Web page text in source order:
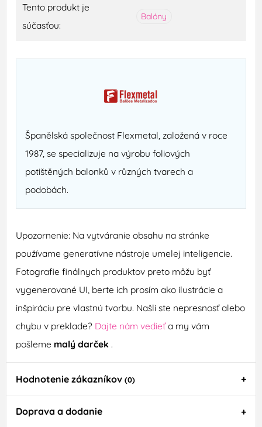
Tento produkt je
súčasťou:
Balóny
Španělská společnost Flexmetal, založená v roce
1987, se specializuje na výrobu foliových
potištěných balonků v různých tvarech a
podobách.
Upozornenie: Na vytváranie obsahu na stránke
používame generatívne nástroje umelej inteligencie.
Fotografie finálnych produktov preto môžu byť
vygenerované UI, berte ich prosím ako ilustrácie a
inšpiráciu pre vlastnú tvorbu. Našli ste nepresnosť alebo
chybu v preklade? Dajte nám vedieťa my vám
pošleme malý darček .
Hodnotenie zákazníkov (0)
Doprava a dodanie